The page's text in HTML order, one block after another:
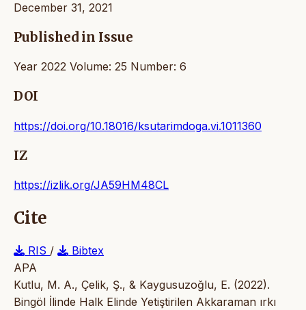
December 31, 2021
Published in Issue
Year 2022 Volume: 25 Number: 6
DOI
https://doi.org/10.18016/ksutarimdoga.vi.1011360
IZ
https://izlik.org/JA59HM48CL
Cite
RIS /
Bibtex
APA
Kutlu, M. A., Çelik, Ş., & Kaygusuzoğlu, E. (2022).
Bingöl İlinde Halk Elinde Yetiştirilen Akkaraman ırkı